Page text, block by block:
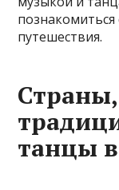
путешествия.
Страны,
танцы